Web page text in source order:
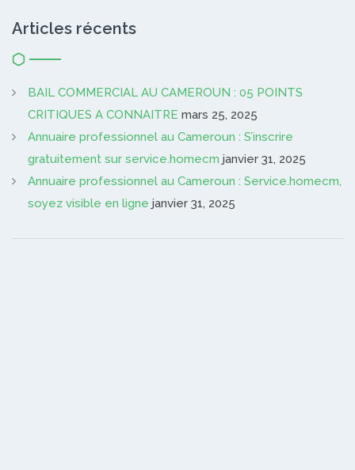
Articles récents
BAIL COMMERCIAL AU CAMEROUN : 05 POINTS
CRITIQUES A CONNAITRE mars 25, 2025
Annuaire professionnel au Cameroun : S’inscrire
gratuitement sur service.homecm janvier 31, 2025
Annuaire professionnel au Cameroun : Service.homecm,
soyez visible en ligne janvier 31, 2025